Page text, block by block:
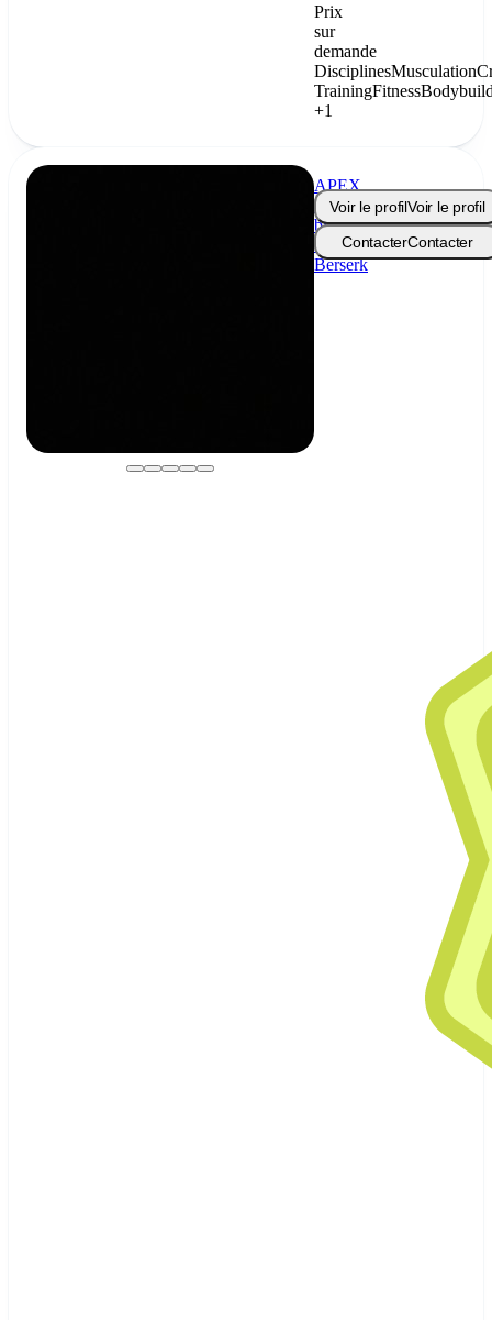
Prix
sur
demande
DisciplinesMusculation
TrainingFitness
+1
APEX
Méthode
by
Le
Berserk
Voir le profilVoir le profil
ContacterContacter